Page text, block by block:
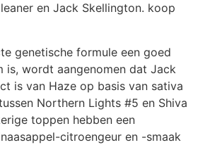
en Jack Skellington. koop
genetische formule een goed
is, wordt aangenomen dat Jack
is van Haze op basis van sativa
Northern Lights #5 en Shiva
toppen hebben een
citroengeur en -smaak